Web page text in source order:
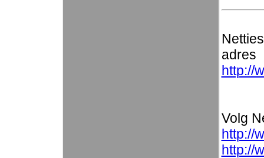
adres
http://
Volg
http://
http://